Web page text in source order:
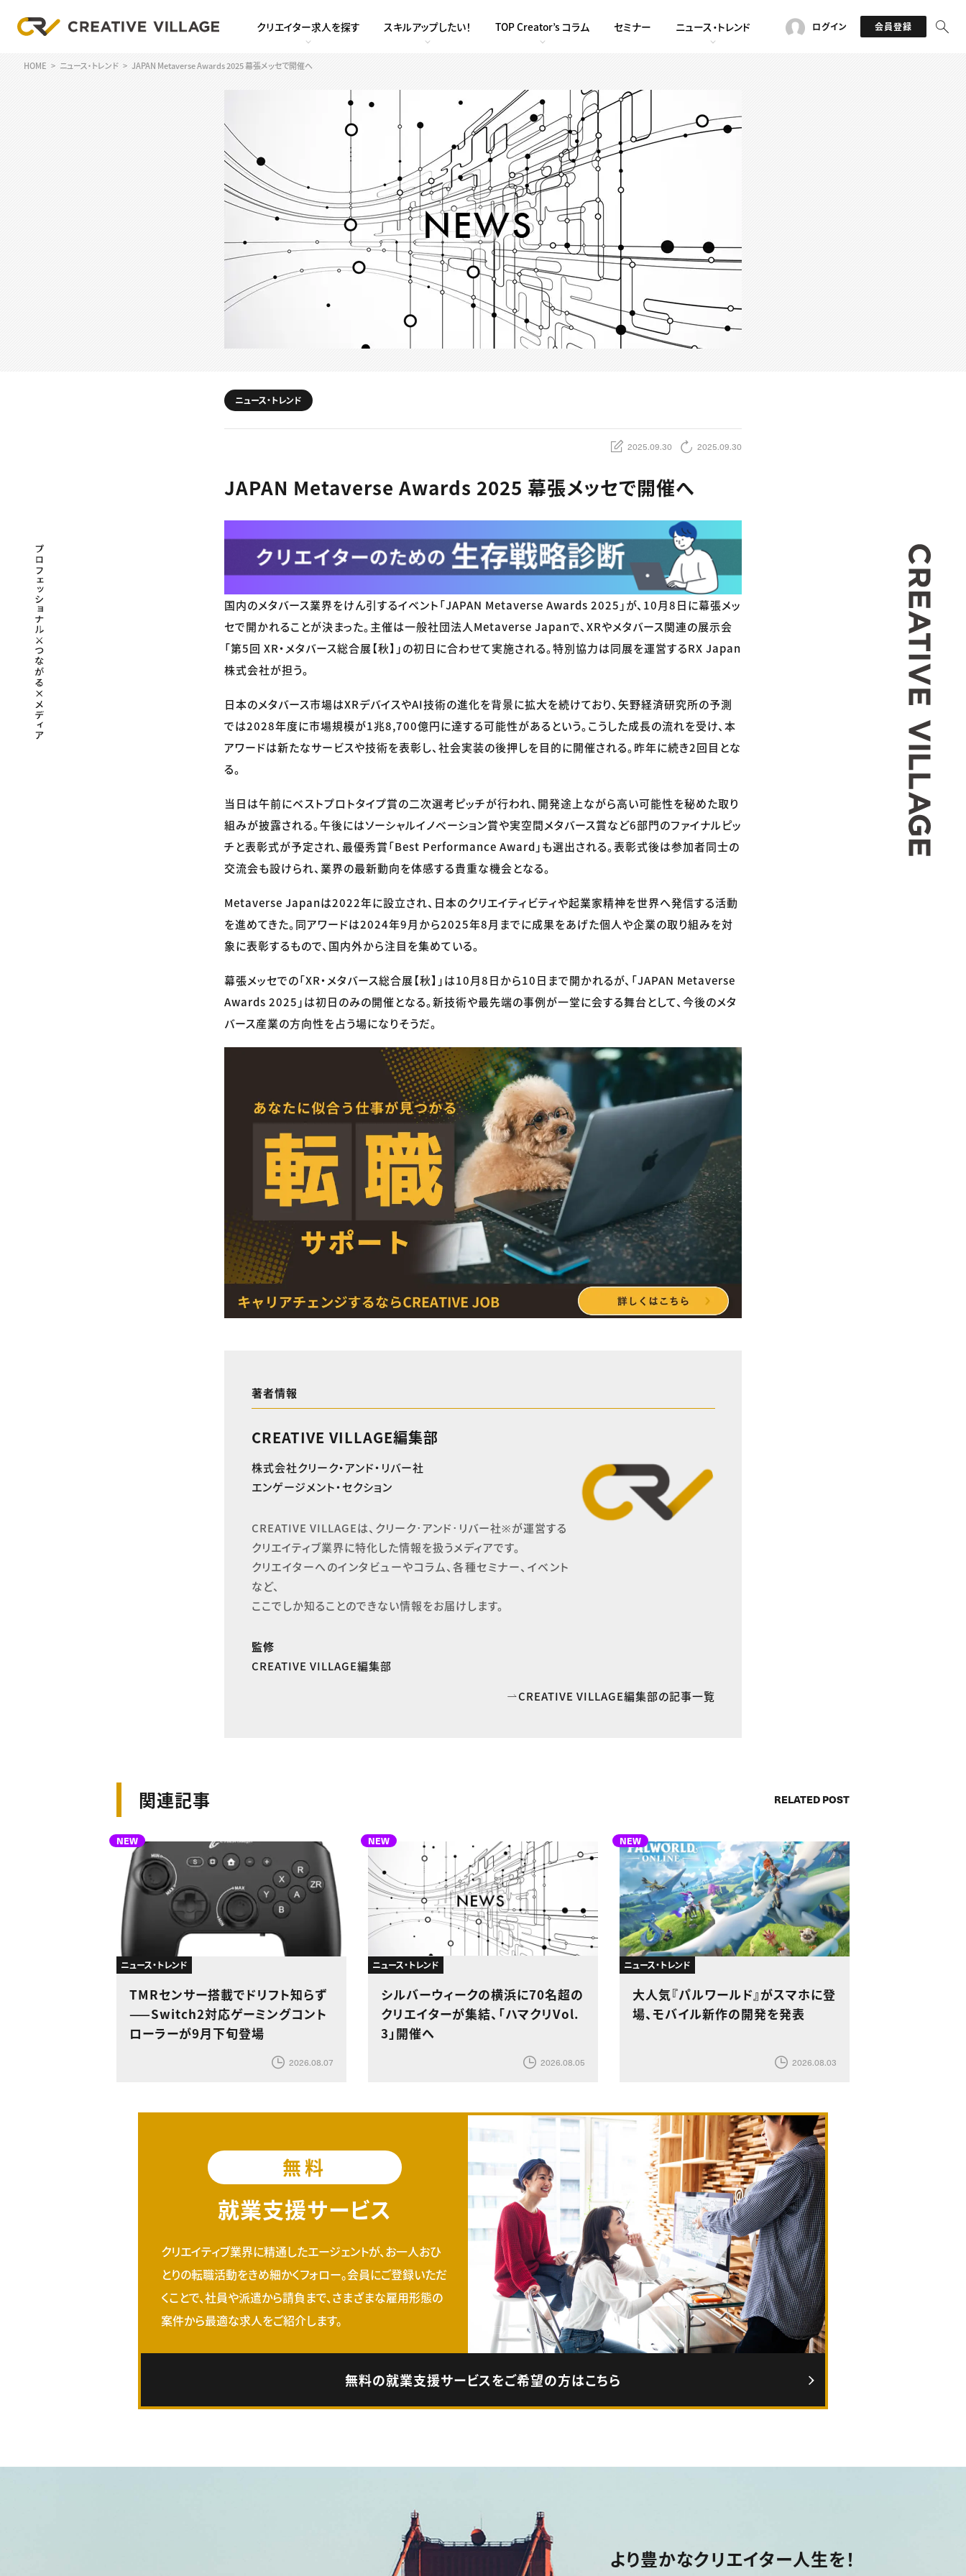
クリエイター求人を探す スキルアップしたい！ TOP Creator’s コラム セミナー ニュース・トレンド ログイン 会員登録
HOME ニュース・トレンド JAPAN Metaverse Awards 2025 幕張メッセで開催へ
ニュース・トレンド
2025.09.30 2025.09.30
JAPAN Metaverse Awards 2025 幕張メッセで開催へ
国内のメタバース業界をけん引するイベント「JAPAN Metaverse Awards 2025」が、10月8日に幕張メッ
セで開かれることが決まった。主催は一般社団法人Metaverse Japanで、XRやメタバース関連の展示会
「第5回 XR・メタバース総合展【秋】」の初日に合わせて実施される。特別協力は同展を運営するRX Japan
株式会社が担う。
日本のメタバース市場はXRデバイスやAI技術の進化を背景に拡大を続けており、矢野経済研究所の予測
では2028年度に市場規模が1兆8,700億円に達する可能性があるという。こうした成長の流れを受け、本
アワードは新たなサービスや技術を表彰し、社会実装の後押しを目的に開催される。昨年に続き2回目とな
る。
当日は午前にベストプロトタイプ賞の二次選考ピッチが行われ、開発途上ながら高い可能性を秘めた取り
組みが披露される。午後にはソーシャルイノベーション賞や実空間メタバース賞など6部門のファイナルピッ
チと表彰式が予定され、最優秀賞「Best Performance Award」も選出される。表彰式後は参加者同士の
交流会も設けられ、業界の最新動向を体感する貴重な機会となる。
Metaverse Japanは2022年に設立され、日本のクリエイティビティや起業家精神を世界へ発信する活動
を進めてきた。同アワードは2024年9月から2025年8月までに成果をあげた個人や企業の取り組みを対
象に表彰するもので、国内外から注目を集めている。
幕張メッセでの「XR・メタバース総合展【秋】」は10月8日から10日まで開かれるが、「JAPAN Metaverse
Awards 2025」は初日のみの開催となる。新技術や最先端の事例が一堂に会する舞台として、今後のメタ
バース産業の方向性を占う場になりそうだ。
著者情報
CREATIVE VILLAGE編集部
株式会社クリーク・アンド・リバー社
エンゲージメント・セクション
CREATIVE VILLAGEは、クリーク･アンド･リバー社※が運営する
クリエイティブ業界に特化した情報を扱うメディアです。
クリエイターへのインタビューやコラム、各種セミナー、イベント
など、
ここでしか知ることのできない情報をお届けします。
監修
CREATIVE VILLAGE編集部
CREATIVE VILLAGE編集部の記事一覧
関連記事 RELATED POST
NEW
ニュース・トレンド
TMRセンサー搭載でドリフト知らず
——Switch2対応ゲーミングコント
ローラーが9月下旬登場
2026.08.07
NEW
ニュース・トレンド
シルバーウィークの横浜に70名超の
クリエイターが集結、「ハマクリVol.
3」開催へ
2026.08.05
NEW
ニュース・トレンド
大人気『パルワールド』がスマホに登
場、モバイル新作の開発を発表
2026.08.03
無料
就業支援サービス
クリエイティブ業界に精通したエージェントが、お一人おひ
とりの転職活動をきめ細かくフォロー。会員にご登録いただ
くことで、社員や派遣から請負まで、さまざまな雇用形態の
案件から最適な求人をご紹介します。
無料の就業支援サービスをご希望の方はこちら
より豊かなクリエイター人生を！